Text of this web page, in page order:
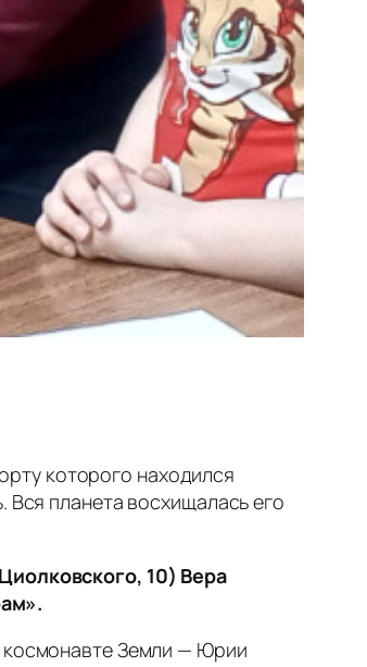
которого находился
планета восхищалась его
10) Вера
космонавте Земли — Юрии